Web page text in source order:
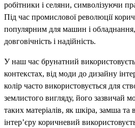
робітники і селяни, символізуючи
Під час промислової революції
популярним для машин і
довговічність і надійність.
У наш час брунатний
контекстах, від моди до дизайну
колір часто використовується для
землистого вигляду, його зазвичай
таких матеріалів, як шкіра, замша та
інтер’єру коричневий